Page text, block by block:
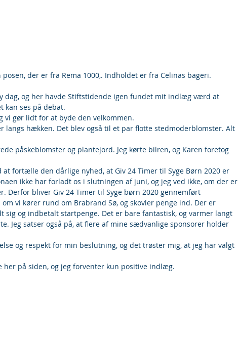
posen, der er fra Rema 1000,. Indholdet er fra Celinas bageri.
dag, og her havde Stiftstidende igen fundet mit indlæg værd at
kan ses på debat.
vi gør lidt for at byde den velkommen.
langs hækken. Det blev også til et par flotte stedmoderblomster. Alt
påskeblomster og plantejord. Jeg kørte bilren, og Karen foretog
at fortælle den dårlige nyhed, at Giv 24 Timer til Syge Børn 2020 er
ikke har forladt os i slutningen af juni, og jeg ved ikke, om der er
Derfor bliver Giv 24 Timer til Syge børn 2020 gennemført
vi kører rund om Brabrand Sø, og skovler penge ind. Der er
sig og indbetalt startpenge. Det er bare fantastisk, og varmer langt
Jeg satser også på, at flere af mine sædvanlige sponsorer holder
og respekt for min beslutning, og det trøster mig, at jeg har valgt
her på siden, og jeg forventer kun positive indlæg.